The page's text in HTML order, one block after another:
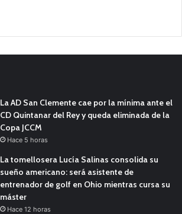
La AD San Clemente cae por la mínima ante el
CD Quintanar del Rey y queda eliminada de la
Copa JCCM
Hace 5 horas
La tomellosera Lucía Salinas consolida su
sueño americano: será asistente de
entrenador de golf en Ohio mientras cursa su
máster
Hace 12 horas